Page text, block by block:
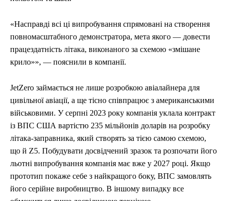
«Насправді всі ці випробування спрямовані на створення
повномасштабного демонстратора, мета якого — довести
працездатність літака, виконаного за схемою «змішане
крило»», — пояснили в компанії.
JetZero займається не лише розробкою авіалайнера для
цивільної авіації, а ще тісно співпрацює з американськими
військовими. У серпні 2023 року компанія уклала контракт
із ВПС США вартістю 235 мільйонів доларів на розробку
літака-заправника, який створять за тією самою схемою,
що й Z5. Побудувати досвідчений зразок та розпочати його
льотні випробування компанія має вже у 2027 році. Якщо
прототип покаже себе з найкращого боку, ВПС замовлять
його серійне виробництво. В іншому випадку все